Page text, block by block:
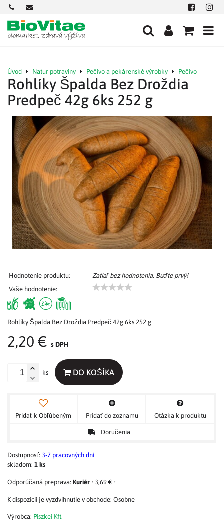
+421
901
712
584
office@biovitae.sk Facebook
Úvod Natur potraviny Pečivo a pekárenské výrobky Pečivo
Rohlíky Špalda Bez Droždia
Predpeč 42g 6ks 252 g
Hodnotenie produktu:
Zatiaľ bez hodnotenia. Buďte prvý!
Vaše hodnotenie:
Rohlíky Špalda Bez Droždia Predpeč 42g 6ks 252 g
2,20 € s DPH
ks DO KOŠÍKA
Pridať k Obľúbeným Pridať do zoznamu Otázka k produktu
Doručenia
Dostupnosť: 3-7 pracovných dní
skladom: 1 ks
Kuriér • 3,69 € •
Osobne
Výrobca: Piszkei Kft.